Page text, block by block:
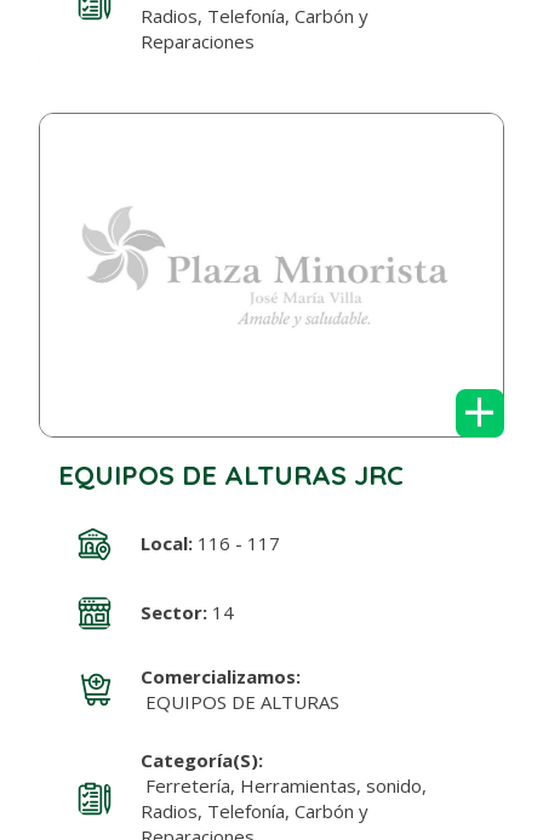
Radios, Telefonía, Carbón y
Reparaciones
+
EQUIPOS DE ALTURAS JRC
Local:116 - 117
Sector:14
Comercializamos:
EQUIPOS DE ALTURAS
Categoría(s):
Ferretería, Herramientas, sonido,
Radios, Telefonía, Carbón y